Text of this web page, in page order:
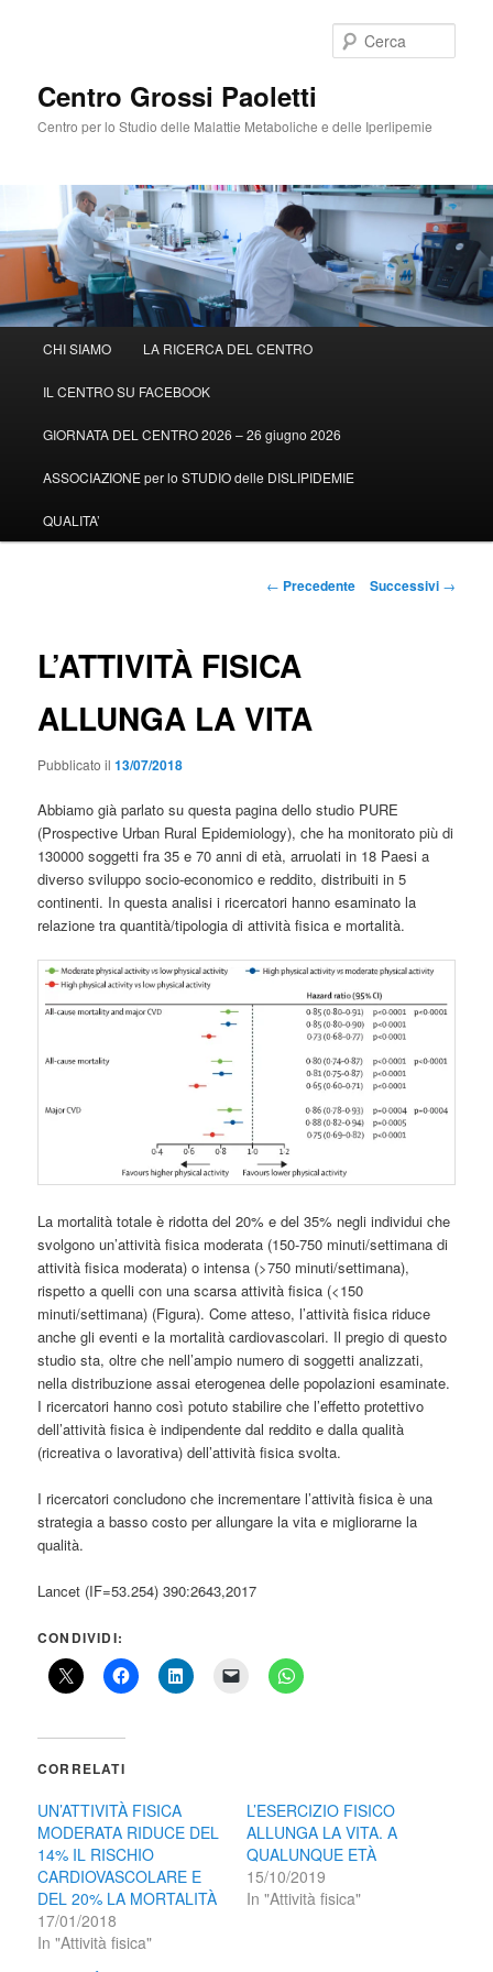
Centro Grossi Paoletti
Centro per lo Studio delle Malattie Metaboliche e delle Iperlipemie
principale
Vai
al
contenuto
CHI SIAMO LA RICERCA DEL CENTRO
IL CENTRO SU FACEBOOK
GIORNATA DEL CENTRO 2026 – 26 giugno 2026
ASSOCIAZIONE per lo STUDIO delle DISLIPIDEMIE
QUALITA’
Navigazione
← Precedente Successivi →
L’ATTIVITÀ FISICA
ALLUNGA LA VITA
Pubblicato il13/07/2018
Abbiamo già parlato su questa pagina dello studio PURE
(Prospective Urban Rural Epidemiology), che ha monitorato più di
130000 soggetti fra 35 e 70 anni di età, arruolati in 18 Paesi a
diverso sviluppo socio-economico e reddito, distribuiti in 5
continenti. In questa analisi i ricercatori hanno esaminato la
relazione tra quantità/tipologia di attività fisica e mortalità.
La mortalità totale è ridotta del 20% e del 35% negli individui che
svolgono un’attività fisica moderata (150-750 minuti/settimana di
attività fisica moderata) o intensa (>750 minuti/settimana),
rispetto a quelli con una scarsa attività fisica (<150
minuti/settimana) (Figura). Come atteso, l’attività fisica riduce
anche gli eventi e la mortalità cardiovascolari. Il pregio di questo
studio sta, oltre che nell’ampio numero di soggetti analizzati,
nella distribuzione assai eterogenea delle popolazioni esaminate.
I ricercatori hanno così potuto stabilire che l’effetto protettivo
dell’attività fisica è indipendente dal reddito e dalla qualità
(ricreativa o lavorativa) dell’attività fisica svolta.
I ricercatori concludono che incrementare l’attività fisica è una
strategia a basso costo per allungare la vita e migliorarne la
qualità.
Lancet (IF=53.254) 390:2643,2017
CONDIVIDI:
CORRELATI
UN’ATTIVITÀ FISICA
MODERATA RIDUCE DEL
14% IL RISCHIO
CARDIOVASCOLARE E
DEL 20% LA MORTALITÀ
17/01/2018
In "Attività fisica"
L’ESERCIZIO FISICO
ALLUNGA LA VITA. A
QUALUNQUE ETÀ
15/10/2019
In "Attività fisica"